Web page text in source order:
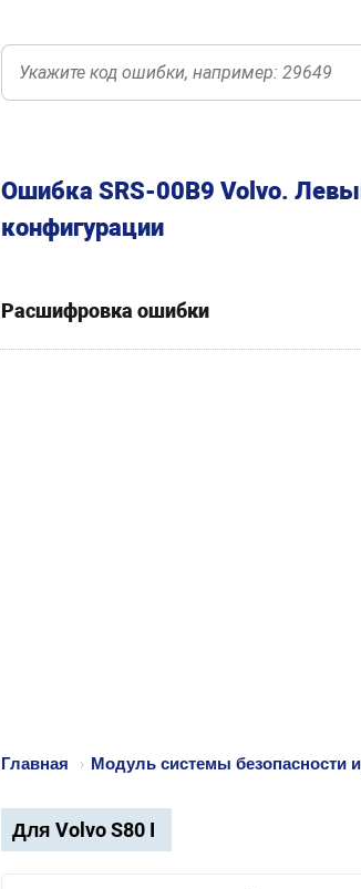
Ошибка SRS-00B9 Volvo.
конфигурации
Расшифровка ошибки
Главная › Модуль системы безопасности
Для Volvo S80 I